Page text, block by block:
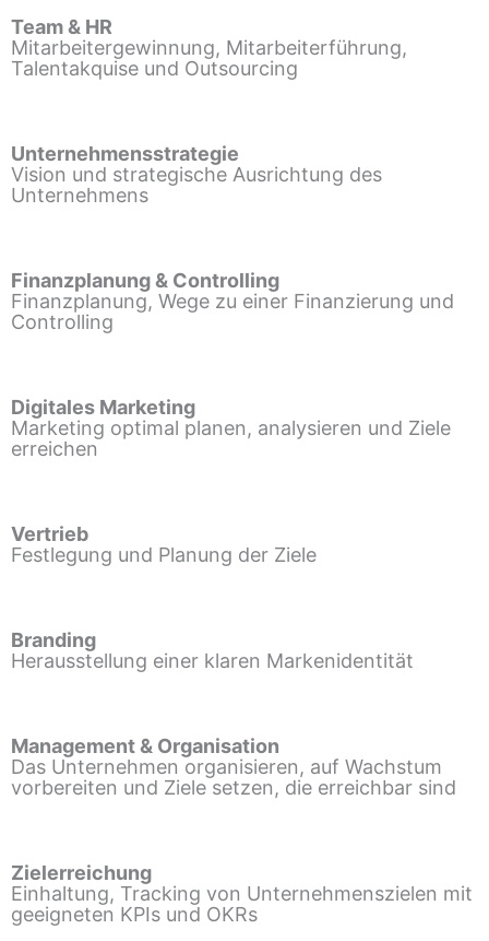
Team & HR
Mitarbeitergewinnung, Mitarbeiterführung,
Talentakquise und Outsourcing
Unternehmensstrategie
Vision und strategische Ausrichtung des
Unternehmens
Finanzplanung & Controlling
Finanzplanung, Wege zu einer Finanzierung und
Controlling
Digitales Marketing
Marketing optimal planen, analysieren und Ziele
erreichen
Vertrieb
Festlegung und Planung der Ziele
Branding
Herausstellung einer klaren Markenidentität
Management & Organisation
Das Unternehmen organisieren, auf Wachstum
vorbereiten und Ziele setzen, die erreichbar sind
Zielerreichung
Einhaltung, Tracking von Unternehmenszielen mit
geeigneten KPIs und OKRs